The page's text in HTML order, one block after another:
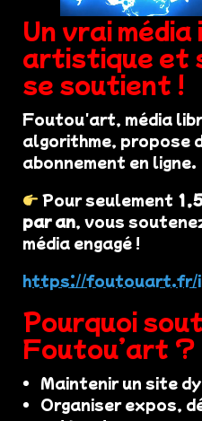
Un vrai
artistique et
se soutient !
Foutou'art, média
algorithme, propose
abonnement en ligne.
Pour seulement
par an, vous
média engagé !
https://foutouart.fr/
Pourquoi
Foutou’art ?
Maintenir un site
Organiser expos,